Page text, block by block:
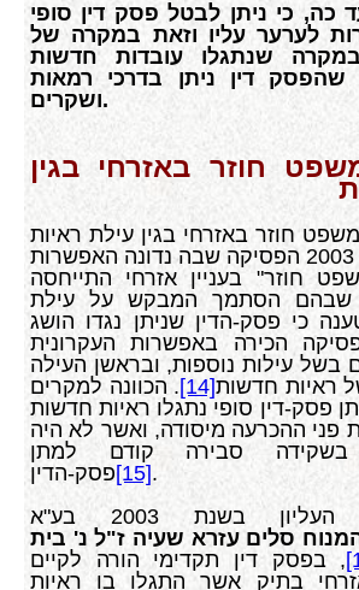
כה, כי ניתן לבטל פסק דין סופי
לערער עליו וזאת במקרה של
במקרה שנתגלו עובדות חדשות
דין ניתן בדרכי רמאות
ושקרים.
חוזר באזרחי בגין
חוזר באזרחי בגין עילת ראיות
חדשות? עד שנת 2003 הפסיקה שבה נדונה האפשרות
חוזר" בעניין אזרחי התייחסה
שבהם הסתמך המבקש על עילת
כי פסק-הדין שניתן נגדו הושג
הכירה באפשרות העקרונית
בשל עילות נוספות, ובראשן העילה
ראיות חדשות[14]. הכוונה למקרים
פסק-דין סופי נתגלו ראיות חדשות
פני ההכרעה מיסודה, ואשר לא היה
בשקידה סבירה קודם למתן
פסק-הדין[15].
בית המשפט העליון בשנת 2003 בע"א
המנוח סלים עזרא שעיה ז"ל נ' בית
, בפסק דין תקדימי הורה לקיים
בתיק אשר התגלו בו ראיות